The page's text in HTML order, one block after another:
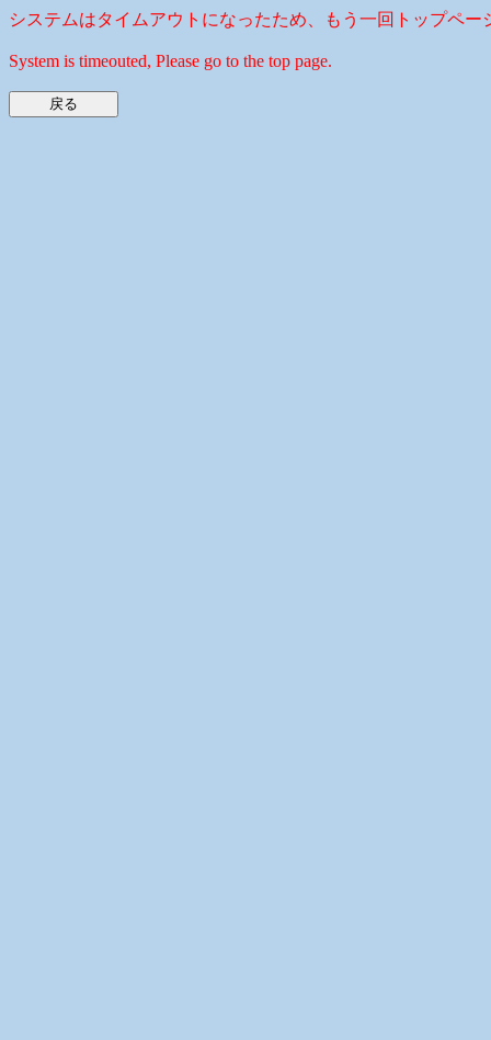
システムはタイムアウトになったため、もう一回トップペー
System is timeouted, Please go to the top page.